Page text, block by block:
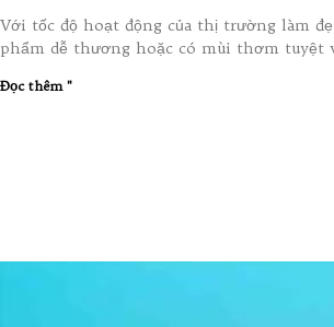
Với tốc độ hoạt động của thị trường làm
phẩm dễ thương hoặc có mùi thơm tuyệt
Đọc thêm "